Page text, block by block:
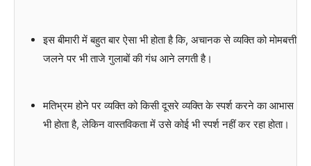
इस बीमारी में बहुत बार ऐसा भी होता है कि, अचानक से व्यक्ति को मोमबत्ती
जलने पर भी ताजे गुलाबों की गंध आने लगती है।
मतिभ्रम होने पर व्यक्ति को किसी दूसरे व्यक्ति के स्पर्श करने का आभास
भी होता है, लेकिन वास्तविकता में उसे कोई भी स्पर्श नहीं कर रहा होता।